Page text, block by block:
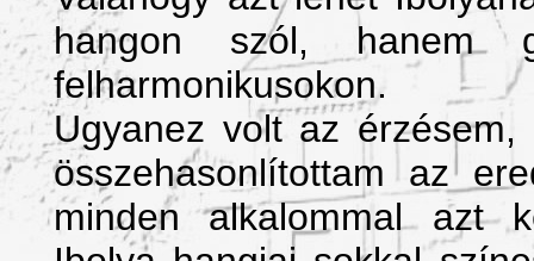
hangon szól, hanem
felharmonikusokon.
Ugyanez volt az
összehasonlítottam az
minden alkalommal azt